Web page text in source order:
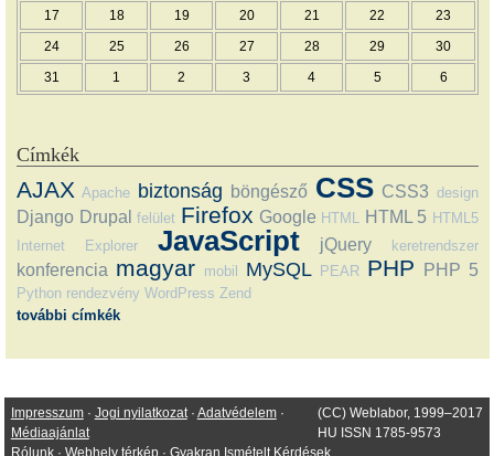
17 18 19 20 21 22 23
24 25 26 27 28 29 30
31 1 2 3 4 5 6
Címkék
AJAX Apache biztonság böngésző CSS CSS3 design
Django Drupal felület Firefox Google HTML HTML 5 HTML5
Internet Explorer
JavaScript jQuery keretrendszer
konferencia magyar mobil MySQL PEAR PHP PHP 5
Python rendezvény WordPress Zend
további címkék
(CC) Weblabor, 1999–2017
HU ISSN 1785-9573
Impresszum· Jogi nyilatkozat· Adatvédelem·
Médiaajánlat
Rólunk· Webhely térkép· Gyakran Ismételt Kérdések